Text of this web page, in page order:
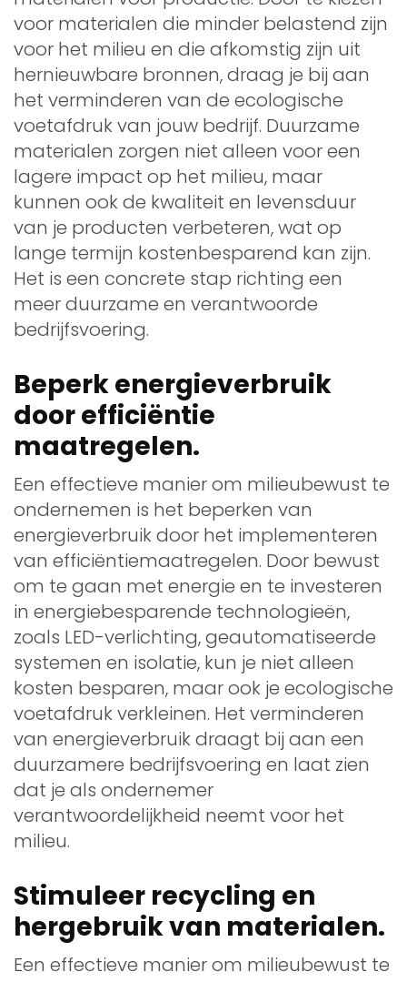
voor materialen die minder belastend zijn
voor het milieu en die afkomstig zijn uit
hernieuwbare bronnen, draag je bij aan
het verminderen van de ecologische
voetafdruk van jouw bedrijf. Duurzame
materialen zorgen niet alleen voor een
lagere impact op het milieu, maar
kunnen ook de kwaliteit en levensduur
van je producten verbeteren, wat op
lange termijn kostenbesparend kan zijn.
Het is een concrete stap richting een
meer duurzame en verantwoorde
bedrijfsvoering.
Beperk energieverbruik
door efficiëntie
maatregelen.
Een effectieve manier om milieubewust te
ondernemen is het beperken van
energieverbruik door het implementeren
van efficiëntiemaatregelen. Door bewust
om te gaan met energie en te investeren
in energiebesparende technologieën,
zoals LED-verlichting, geautomatiseerde
systemen en isolatie, kun je niet alleen
kosten besparen, maar ook je ecologische
voetafdruk verkleinen. Het verminderen
van energieverbruik draagt bij aan een
duurzamere bedrijfsvoering en laat zien
dat je als ondernemer
verantwoordelijkheid neemt voor het
milieu.
Stimuleer recycling en
hergebruik van materialen.
Een effectieve manier om milieubewust te